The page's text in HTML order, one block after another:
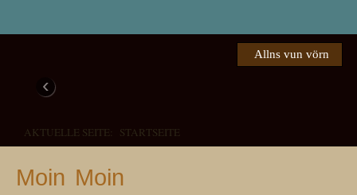
Allns vun vörn
‹
AKTUELLE SEITE: STARTSEITE
Moin Moin